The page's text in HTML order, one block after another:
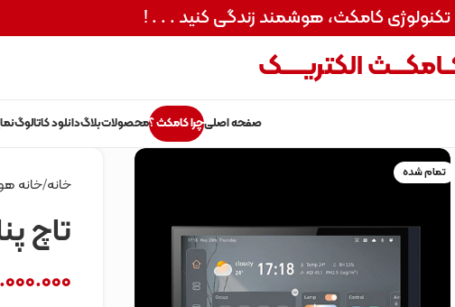
تکنولوژی کامکث، هوشمند زندگی کنید . . . !
الکتریــــــک
صفحه اصلیچرا کامکث ؟محصولاتبلاگدانلود کاتالوگ
تمام شده
خانه خانه
تاچ پنل اینچی